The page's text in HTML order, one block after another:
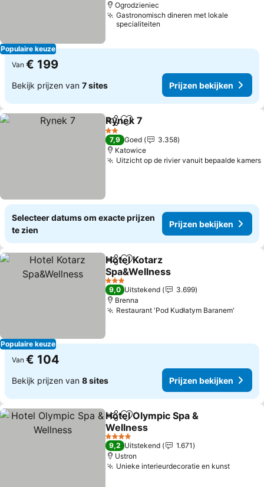
Populaire keuze
Ogrodzieniec
Gastronomisch dineren met lokale
specialiteiten
Van € 199
Bekijk prijzen van 7 sites Prijzen bekijken
DelenToevoegen aan favorieten
Rynek 7
2 Sterren
7,9 Goed
3.358
Katowice
Uitzicht op de rivier vanuit bepaalde kamers
Selecteer datums om exacte prijzen
te zien
Prijzen bekijken
Populaire keuze
DelenToevoegen aan favorieten
Hotel Kotarz
Spa&Wellness
Prijzen bekijken
3 Sterren
9,0 Uitstekend
3.699
Brenna
Restaurant 'Pod Kudłatym Baranem'
Van € 104
Bekijk prijzen van 8 sites Prijzen bekijken
DelenToevoegen aan favorieten
Hotel Olympic Spa &
Wellness
Prijzen bekijken
4 Sterren
9,2 Uitstekend
1.671
Ustron
Unieke interieurdecoratie en kunstPrijzen